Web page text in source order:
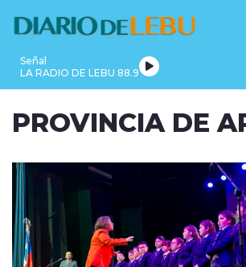
Señal
LA RADIO DE LEBU 88.9
LEBU
PROVINCIA
DE
ARAUCO
REGIONALES
modo claro
PROVINCIA DE